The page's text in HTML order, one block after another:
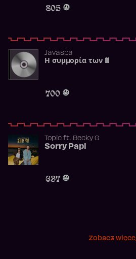
805
Javaspa
Η συμμορία των 11
700
Topicft. Becky G
Sorry Papi
637
Zobacz więcej